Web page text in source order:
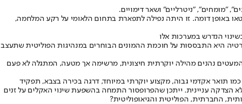
"מומחים", "ניטרליים" ושאר דימויים.
באופן דומה. זו היתה נפילה לתפארת בתחום הלאומי על רקע המלחמה,
הנדרש במערכות אלו
היא התבססות על חוכמת ההמונים הבוחרים במנהיגות הפוליטית שתעצב
נהנים מהילה יוקרתית חיצונית, מרשימה אך מטעה, המתגלה לא פעם
כמו תואר אקדמי גבוה, מקצוע יוקרתי במיוחד, דרגה בכירה בצבא, תפקיד
הצדקה עניינית. ייתכן שהפרופסור התמחה בהשפעת שינוי האקלים על זנים
החברתית, הפוליטית והגיאופוליטית?